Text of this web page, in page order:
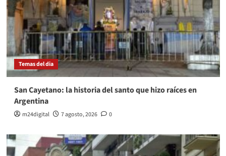
Temas del dia
San Cayetano: la historia del santo que hizo raíces en
Argentina
m24digital 7 agosto, 2026 0